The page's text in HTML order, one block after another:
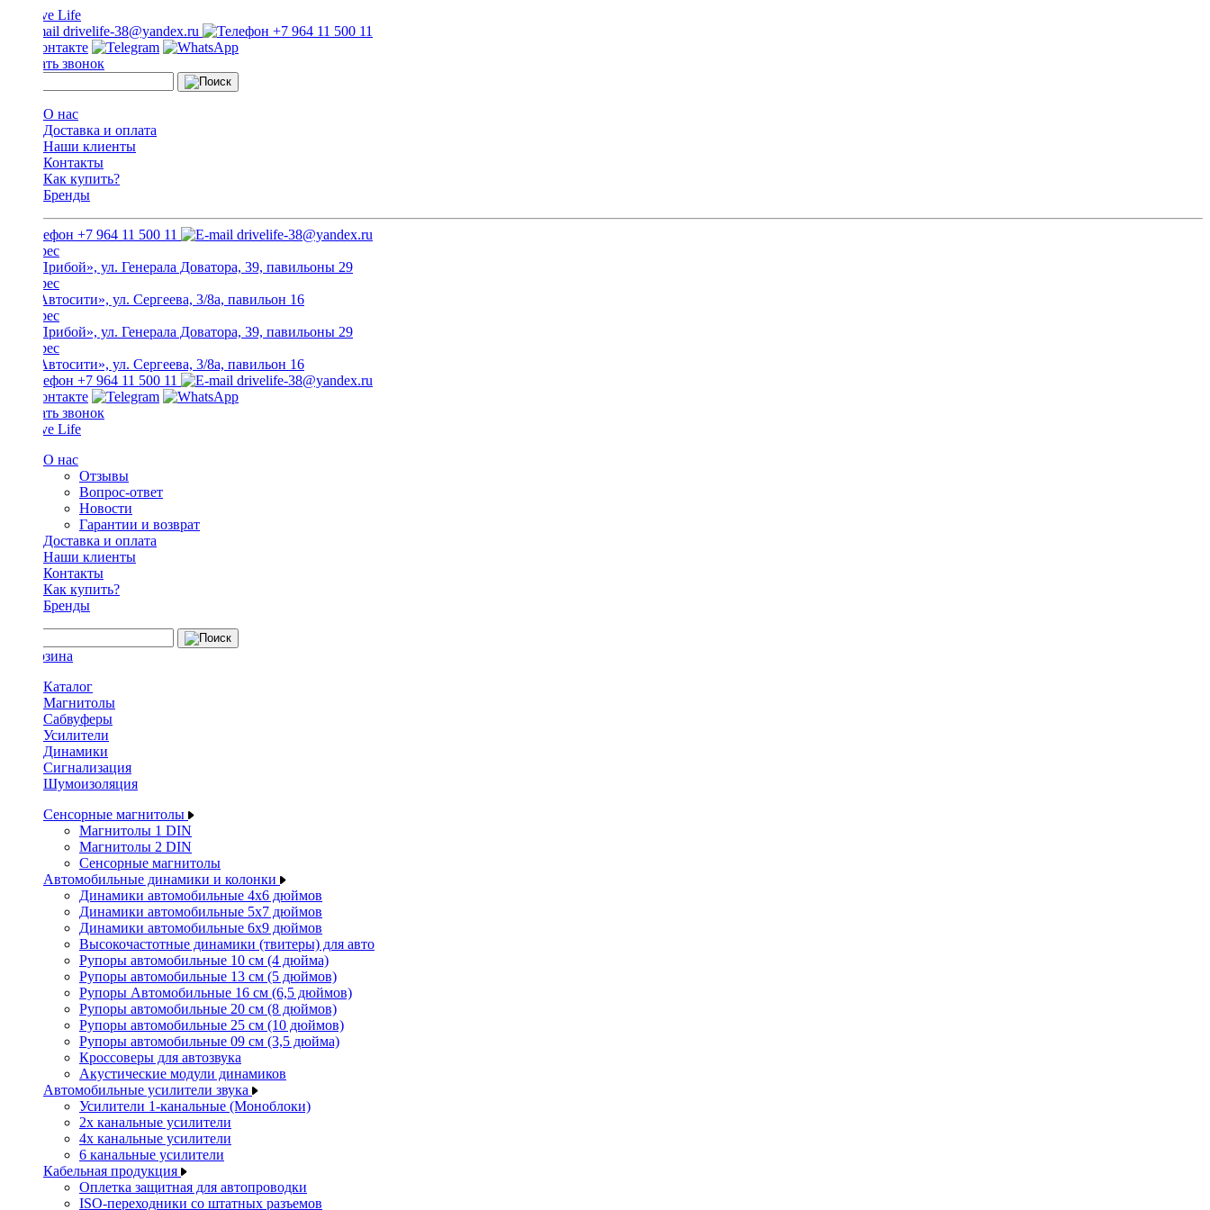
drivelife-38@yandex.ru +7 964 11 500 11
Заказать звонок
О нас
Доставка и оплата
Наши клиенты
Контакты
Как купить?
Бренды
+7 964 11 500 11 drivelife-38@yandex.ru
ТЦ «Прибой», ул. Генерала Доватора, 39, павильоны 29
ТЦ «Автосити», ул. Сергеева, 3/8а, павильон 16
ТЦ «Прибой», ул. Генерала Доватора, 39, павильоны 29
ТЦ «Автосити», ул. Сергеева, 3/8а, павильон 16
+7 964 11 500 11
drivelife-38@yandex.ru
Заказать звонок
О нас
Отзывы
Вопрос-ответ
Новости
Гарантии и возврат
Доставка и оплата
Наши клиенты
Контакты
Как купить?
Бренды
Каталог
Магнитолы
Сабвуферы
Усилители
Динамики
Сигнализация
Шумоизоляция
Сенсорные магнитолы
Магнитолы 1 DIN
Магнитолы 2 DIN
Сенсорные магнитолы
Автомобильные динамики и колонки
Динамики автомобильные 4x6 дюймов
Динамики автомобильные 5x7 дюймов
Динамики автомобильные 6x9 дюймов
Высокочастотные динамики (твитеры) для авто
Рупоры автомобильные 10 см (4 дюйма)
Рупоры автомобильные 13 см (5 дюймов)
Рупоры Автомобильные 16 см (6,5 дюймов)
Рупоры автомобильные 20 см (8 дюймов)
Рупоры автомобильные 25 см (10 дюймов)
Рупоры автомобильные 09 см (3,5 дюйма)
Кроссоверы для автозвука
Акустические модули динамиков
Автомобильные усилители звука
Усилители 1-канальные (Моноблоки)
2х канальные усилители
4х канальные усилители
6 канальные усилители
Кабельная продукция
Оплетка защитная для автопроводки
ISO-переходники со штатных разъемов